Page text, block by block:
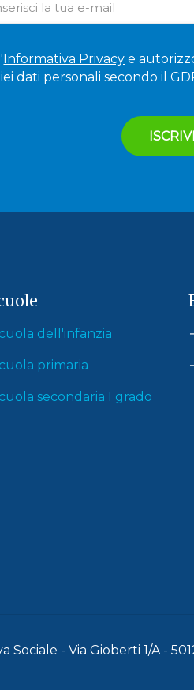
Informativa Privacy e
dati personali secondo il
dell'infanzia
primaria
secondaria I grado
- Via Gioberti 1/A -